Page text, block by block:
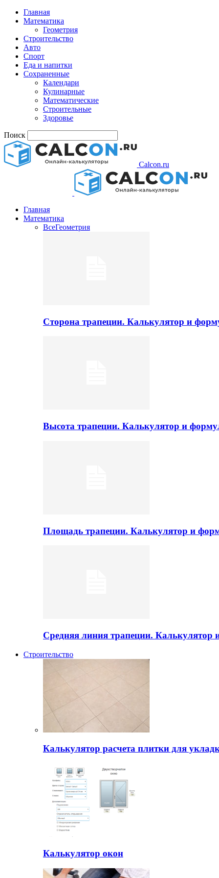
Главная
Математика
Геометрия
Строительство
Авто
Спорт
Еда и напитки
Сохраненные
Календари
Кулинарные
Математические
Строительные
Здоровье
Поиск
Calcon.ru
Главная
Математика
ВсеГеометрия
Сторона трапеции. Калькулятор и
Высота трапеции. Калькулятор и
Площадь трапеции. Калькулятор и
Средняя линия трапеции.
Строительство
Калькулятор расчета плитки для
Калькулятор окон